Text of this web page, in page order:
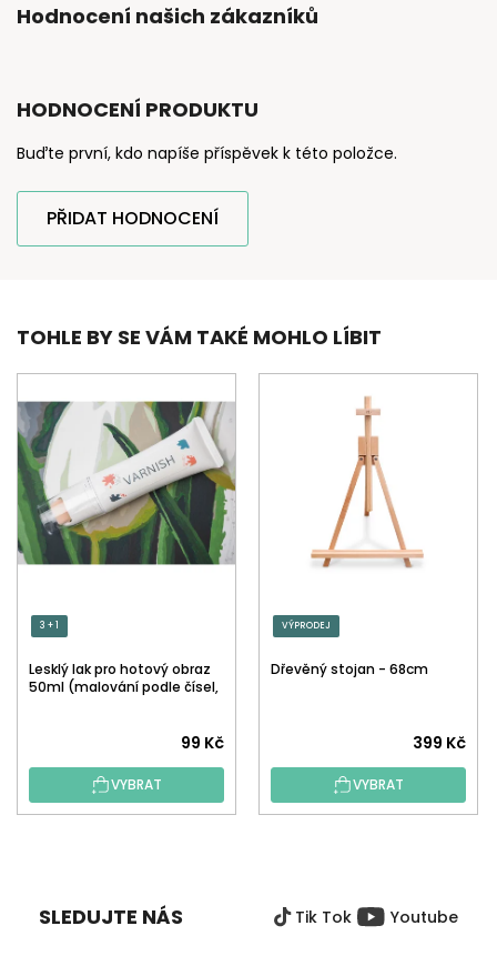
Hodnocení našich zákazníků
HODNOCENÍ PRODUKTU
Buďte první, kdo napíše příspěvek k této položce.
PŘIDAT HODNOCENÍ
TOHLE BY SE VÁM TAKÉ MOHLO LÍBIT
3 + 1
Lesklý lak pro hotový obraz
50ml (malování podle čísel,
hodnocení
produktu
je
hvězdiček.
99 Kč
VYBRAT
VÝPRODEJ
Dřevěný stojan - 68cm
399 Kč
VYBRAT
SLEDUJTE NÁS Tik Tok Youtube